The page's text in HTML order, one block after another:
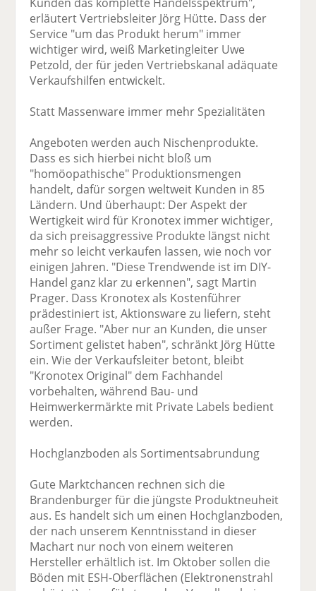
erläutert Vertriebsleiter Jörg Hütte. Dass der
Service "um das Produkt herum" immer
wichtiger wird, weiß Marketingleiter Uwe
Petzold, der für jeden Vertriebskanal adäquate
Verkaufshilfen entwickelt.
Statt Massenware immer mehr Spezialitäten
Angeboten werden auch Nischenprodukte.
Dass es sich hierbei nicht bloß um
"homöopathische" Produktionsmengen
handelt, dafür sorgen weltweit Kunden in 85
Ländern. Und überhaupt: Der Aspekt der
Wertigkeit wird für Kronotex immer wichtiger,
da sich preisaggressive Produkte längst nicht
mehr so leicht verkaufen lassen, wie noch vor
einigen Jahren. "Diese Trendwende ist im DIY-
Handel ganz klar zu erkennen", sagt Martin
Prager. Dass Kronotex als Kostenführer
prädestiniert ist, Aktionsware zu liefern, steht
außer Frage. "Aber nur an Kunden, die unser
Sortiment gelistet haben", schränkt Jörg Hütte
ein. Wie der Verkaufsleiter betont, bleibt
"Kronotex Original" dem Fachhandel
vorbehalten, während Bau- und
Heimwerkermärkte mit Private Labels bedient
werden.
Hochglanzboden als Sortimentsabrundung
Gute Marktchancen rechnen sich die
Brandenburger für die jüngste Produktneuheit
aus. Es handelt sich um einen Hochglanzboden,
der nach unserem Kenntnisstand in dieser
Machart nur noch von einem weiteren
Hersteller erhältlich ist. Im Oktober sollen die
Böden mit ESH-Oberflächen (Elektronenstrahl